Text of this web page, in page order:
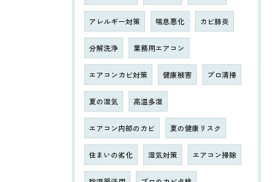
アレルギー対策 喘息悪化 カビ肺炎
分解洗浄 業務用エアコン
エアコンカビ対策 健康被害 プロ清掃
夏の湿気 高温多湿
エアコン内部のカビ 夏の健康リスク
住まいの劣化 湿気対策 エアコン掃除